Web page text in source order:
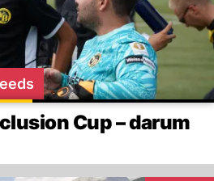
Cup – darum